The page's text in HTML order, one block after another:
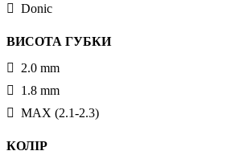
Donic
ВИСОТА ГУБКИ
2.0 mm
1.8 mm
MAX (2.1-2.3)
КОЛІР